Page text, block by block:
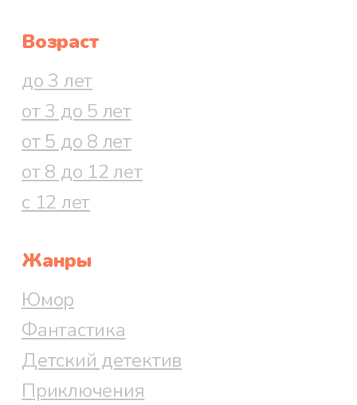
Возраст
до 3 лет
от 3 до 5 лет
от 5 до 8 лет
от 8 до 12 лет
с 12 лет
Жанры
Юмор
Фантастика
Детский детектив
Приключения